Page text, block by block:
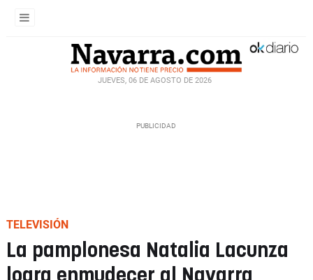
JUEVES, 06 DE AGOSTO DE 2026
TELEVISIÓN
La pamplonesa Natalia Lacunza